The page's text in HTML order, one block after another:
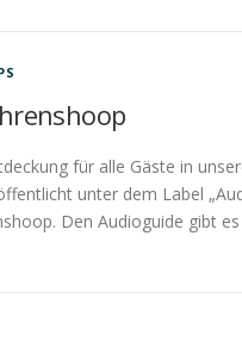
für alle Gäste in
unter dem Label
Den Audioguide gibt